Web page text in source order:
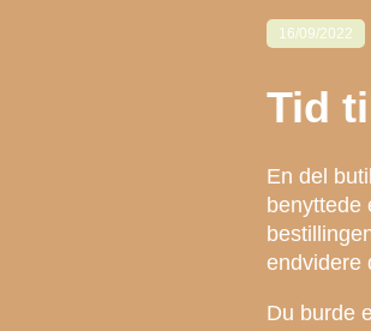
16/09/2022
Tid
En del
benyttede
endvidere
Du burde